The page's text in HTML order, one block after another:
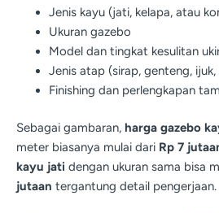
Jenis kayu (jati, kelapa, atau
Ukuran gazebo
Model dan tingkat kesulitan
Jenis atap (sirap, genteng,
Finishing dan perlengkapan
Sebagai gambaran, harga gazebo
meter biasanya mulai dari Rp 7
kayu jati dengan ukuran sama bisa
jutaan tergantung detail pengerjaan.